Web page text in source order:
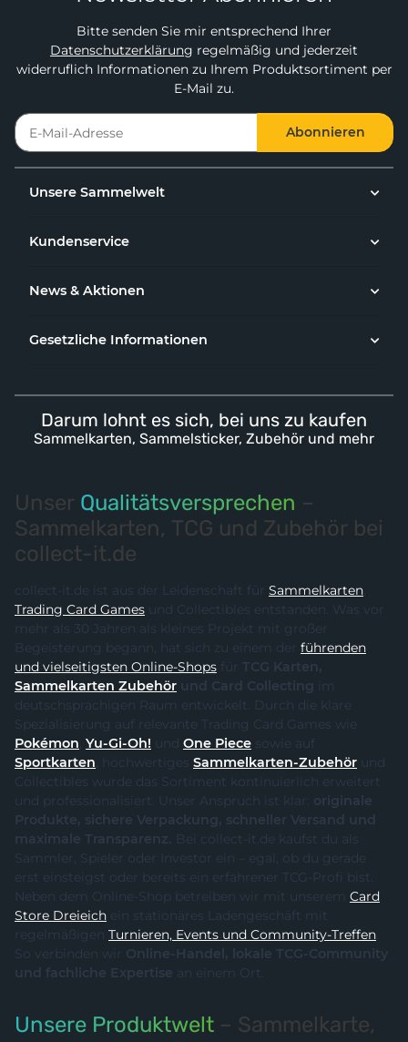
Bitte senden Sie mir entsprechend Ihrer
Datenschutzerklärung regelmäßig und jederzeit
widerruflich Informationen zu Ihrem Produktsortiment per
E-Mail zu.
Abonnieren
Unsere Sammelwelt
Kundenservice
News & Aktionen
Gesetzliche Informationen
Darum lohnt es sich, bei uns zu kaufen
Sammelkarten, Sammelsticker, Zubehör und mehr
Unser Qualitätsversprechen –
Sammelkarten, TCG und Zubehör bei
collect-it.de
collect-it.de ist aus der Leidenschaft für Sammelkarten,
Trading Card Games und Collectibles entstanden. Was vor
mehr als 30 Jahren als kleines Projekt mit großer
Begeisterung begann, hat sich zu einem der führenden
und vielseitigsten Online-Shops für TCG Karten,
Sammelkarten Zubehör und Card Collecting
im
deutschsprachigen Raum entwickelt. Durch die klare
Spezialisierung auf relevante Trading Card Games wie
Pokémon, Yu-Gi-Oh! und One Piece sowie auf
Sportkarten , hochwertiges Sammelkarten-Zubehör
Collectibles wurde das Sortiment kontinuierlich erweitert
und professionalisiert. Unser Anspruch ist klar: originale
Produkte, sichere Verpackung, schneller Versand und
maximale Transparenz. Bei collect-it.de kaufst du als
Sammler, Spieler oder Investor ein – egal, ob du gerade
erst einsteigst oder bereits ein erfahrener TCG-Profi bist.
Neben dem Online-Shop betreiben wir mit unserem Card
Store Dreieich ein stationäres Ladengeschäft mit
regelmäßigen
Turnieren, Events und Community-Treffen.
So verbinden wir Online-Handel, lokale TCG-Community
und fachliche Expertise an einem Ort.
Unsere Produktwelt – Sammelkarte,